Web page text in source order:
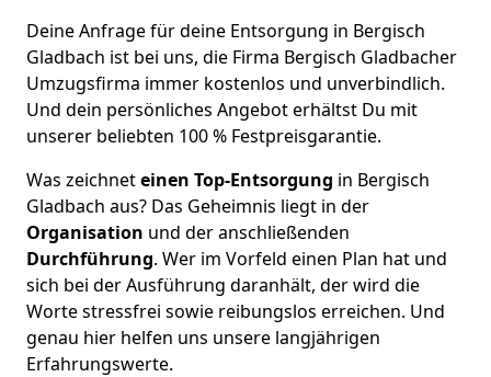
Deine Anfrage für deine Entsorgung in Bergisch
Gladbach ist bei uns, die Firma Bergisch Gladbacher
Umzugsfirma immer kostenlos und unverbindlich.
Und dein persönliches Angebot erhältst Du mit
unserer beliebten 100 % Festpreisgarantie.
Was zeichneteinen Top-Entsorgung in Bergisch
Gladbach aus? Das Geheimnis liegt in der
Organisation und der anschließenden
Durchführung. Wer im Vorfeld einen Plan hat und
sich bei der Ausführung daranhält, der wird die
Worte stressfrei sowie reibungslos erreichen. Und
genau hier helfen uns unsere langjährigen
Erfahrungswerte.